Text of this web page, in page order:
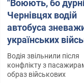
"Воюють, бо
Чернівцях водій
автобуса
українських
і поплатився.
Водія звільнили після
конфлікту з
образ військових